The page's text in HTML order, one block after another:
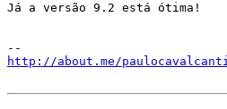
Já a versão 9.2 está ótima!
http://about.me/